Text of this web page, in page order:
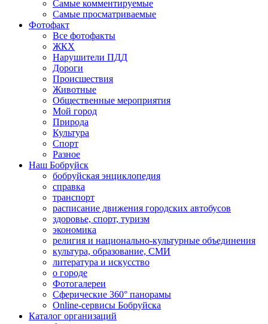
Самые комментируемые
Самые просматриваемые
Фотофакт
Все фотофакты
ЖКХ
Нарушители ПДД
Дороги
Происшествия
Животные
Общественные мероприятия
Мой город
Природа
Культура
Спорт
Разное
Наш Бобруйск
бобруйская энциклопедия
справка
транспорт
расписание движения городских автобусов
здоровье, спорт, туризм
экономика
религия и национально-культурные объединения
культура, образование, СМИ
литература и искусство
о городе
Фотогалереи
Сферические 360° панорамы
Online-сервисы Бобруйска
Каталог организаций